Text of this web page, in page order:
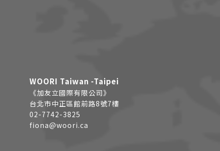
WOORI Taiwan -Taipei
《加友立國際有限公司》
台北市中正區館前路8號7樓
02-7742-3825
fiona@woori.ca